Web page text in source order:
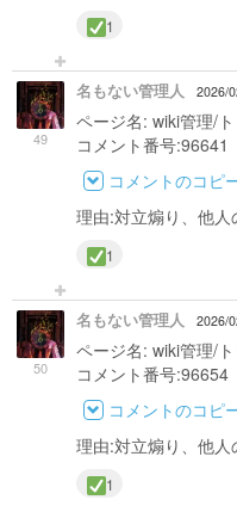
1
49
名もない管理人 2026/
ページ名: wiki管理/
コメント番号:96641
コメントのコピ
理由:対立煽り、他
1
50
名もない管理人 2026/
ページ名: wiki管理/
コメント番号:96654
コメントのコピ
理由:対立煽り、他
1